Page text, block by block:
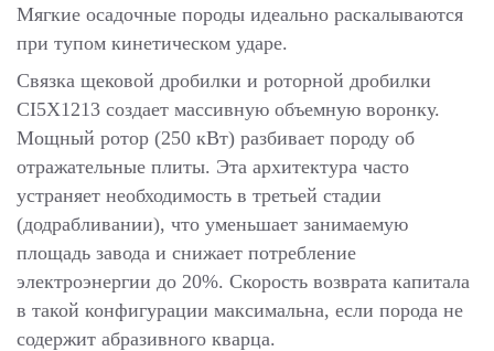
Мягкие осадочные породы идеально раскалываются
при тупом кинетическом ударе.
Связка щековой дробилки и роторной дробилки
CI5X1213 создает массивную объемную воронку.
Мощный ротор (250 кВт) разбивает породу об
отражательные плиты. Эта архитектура часто
устраняет необходимость в третьей стадии
(додрабливании), что уменьшает занимаемую
площадь завода и снижает потребление
электроэнергии до 20%. Скорость возврата капитала
в такой конфигурации максимальна, если порода не
содержит абразивного кварца.